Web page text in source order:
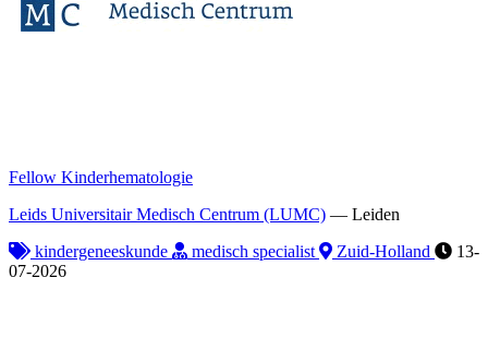
Fellow Kinderhematologie
Leids Universitair Medisch Centrum (LUMC) — Leiden
kindergeneeskunde
medisch specialist Zuid-Holland
13-
07-2026